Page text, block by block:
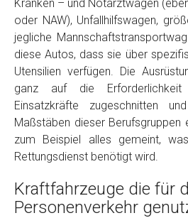
Wie viel ist 10+2 ?
Kranken – und Notarztwagen
oder NAW), Unfallhilfswagen,
jegliche
diese Autos, dass sie über
Utensilien verfügen. Die
ganz auf die Erforderlichkeit
Einsatzkräfte zugeschnitten
Maßstäben dieser Berufsgruppen
zum Beispiel alles gemeint,
Rettungsdienst benötigt wird.
Kraftfahrzeuge die für
Personenverkehr